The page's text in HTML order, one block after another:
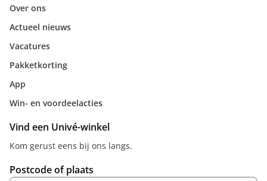
Over ons
Actueel nieuws
Vacatures
Pakketkorting
App
Win- en voordeelacties
Vind een Univé-winkel
Kom gerust eens bij ons langs.
Postcode of plaats